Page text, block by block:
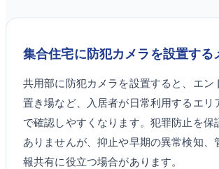
集合住宅に防犯カメラを設置する
共用部に防犯カメラを設置すると、エン
置き場など、入居者が日常利用するエリ
で確認しやすくなります。犯罪防止を保
ありませんが、抑止や早期の異常検知、
報共有に役立つ場合があります。